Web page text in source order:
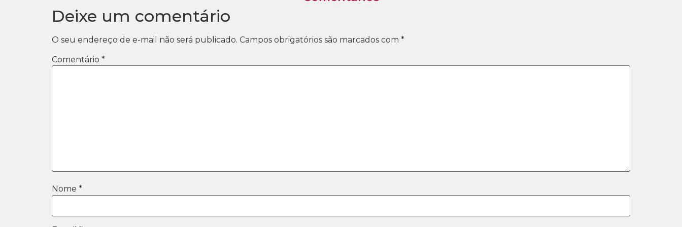
Deixe um comentário
O seu endereço de e-mail não será publicado. Campos obrigatórios são marcados com *
Comentário *
Nome *